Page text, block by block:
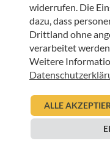
Hospiz Newsletter
22.06.2026
Urban Regensburger
HOSPIZ TIROL
Mit Herz und
widerrufen. Die
dazu, dass
Drittland ohne
verarbeitet werden.
Weitere
ALLE